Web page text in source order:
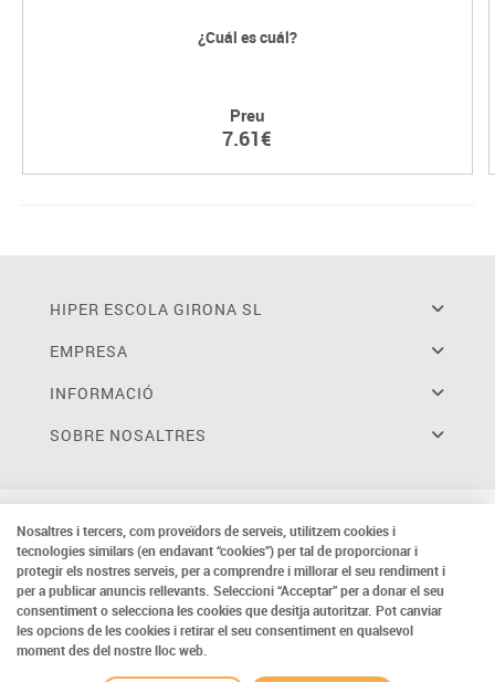
¿Cuál es cuál?
Preu
7.61€
HIPER ESCOLA GIRONA SL
EMPRESA
INFORMACIÓ
SOBRE NOSALTRES
Nosaltres i tercers, com proveïdors de serveis, utilitzem cookies i
tecnologies similars (en endavant “cookies”) per tal de proporcionar i
protegir els nostres serveis, per a comprendre i millorar el seu rendiment i
per a publicar anuncis rellevants. Seleccioni “Acceptar” per a donar el seu
consentiment o selecciona les cookies que desitja autoritzar. Pot canviar
les opcions de les cookies i retirar el seu consentiment en qualsevol
moment des del nostre lloc web.